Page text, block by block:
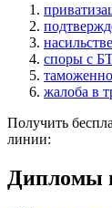
споры с
жалоба в
Получить
линии:
Дипломы